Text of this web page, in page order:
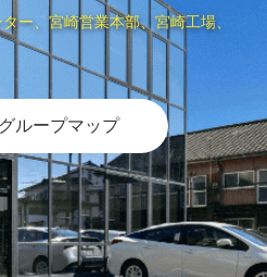
ー、宮崎営業本部、宮崎工場、
ループマップ